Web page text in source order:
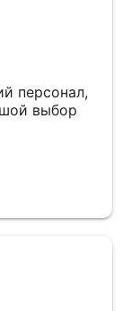
персонал,
выбор